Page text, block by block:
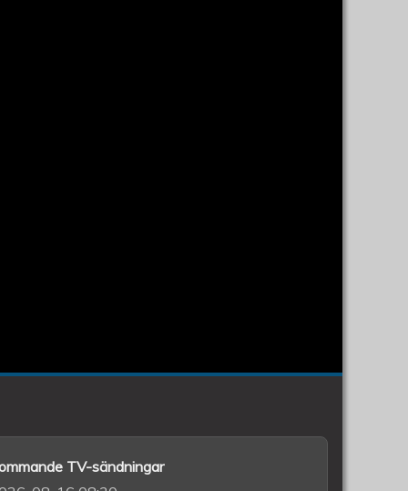
TV-sändningar